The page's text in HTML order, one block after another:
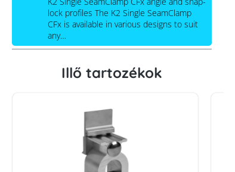
lock profiles The K2 Single SeamClamp
CFx is available in various designs to suit
any…
Illő tartozékok